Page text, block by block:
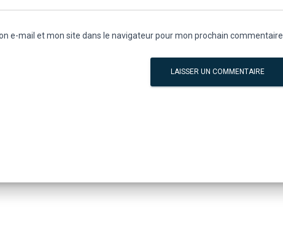
e-mail et mon site dans le navigateur pour mon prochain commentaire.